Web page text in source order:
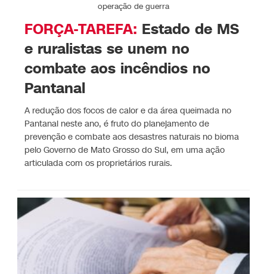
operação de guerra
FORÇA-TAREFA: Estado de MS
e ruralistas se unem no
combate aos incêndios no
Pantanal
A redução dos focos de calor e da área queimada no
Pantanal neste ano, é fruto do planejamento de
prevenção e combate aos desastres naturais no bioma
pelo Governo de Mato Grosso do Sul, em uma ação
articulada com os proprietários rurais.